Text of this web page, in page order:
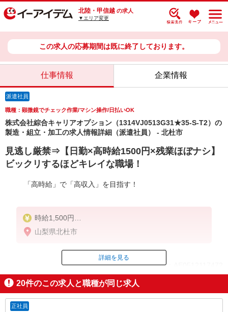
北陸・甲信越 の求人
▼エリア変更
この求人の応募期間は既に終了しております。
仕事情報 企業情報
派遣社員
職種：顕微鏡でチェック作業/マシン操作/日払いOK
株式会社綜合キャリアオプション（1314VJ0513G31★35-S-T2）の
製造・組立・加工の求人情報詳細（派遣社員） - 北杜市
見逃し厳禁⇒【日勤×高時給1500円×残業ほぼナシ】
ビックリするほどキレイな職場！
「高時給」で「高収入」を目指す！
時給1,500円
交通費：既定支給
山梨県北杜市
ID：AE0512117472
掲載期間終了
詳細を見る
20件のこの求人と職種が同じ求人
正社員